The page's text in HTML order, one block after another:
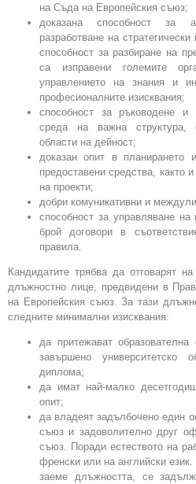
на Съда на Европейския съюз;
доказана способност за
разработване на
способност за разбиране на
са изправени големите
управлението на знания и
професионалните изисквания;
способност за ръководене и
среда на важна структура,
области на дейност;
доказан опит в планирането
предоставени средства, както
на проекти;
добри комуникативни и
способност за управляване
брой договори в
правила.
Кандидатите трябва да отговарят
длъжностно лице, предвидени в
на Европейския съюз. За тази
следните минимални изисквания:
да притежават
завършено университетско
диплома;
да имат най-малко
опит;
да владеят задълбочено един
съюз и задоволително друг
съюз. Поради естеството на
френски или на английски
заеме длъжността, се